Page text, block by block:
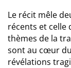
Le récit mêle
récents et celle
thèmes de la
sont au cœur
révélations